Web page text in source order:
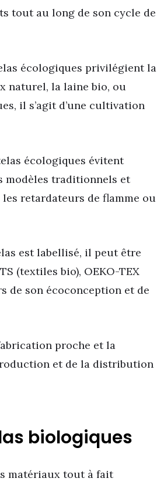
tout au long de son cycle de
écologiques privilégient la
naturel, la laine bio, ou
il s’agit d’une cultivation
écologiques évitent
modèles traditionnels et
retardateurs de flamme ou
est labellisé, il peut être
(textiles bio), OEKO-TEX
de son écoconception et de
proche et la
et de la distribution
biologiques
matériaux tout à fait